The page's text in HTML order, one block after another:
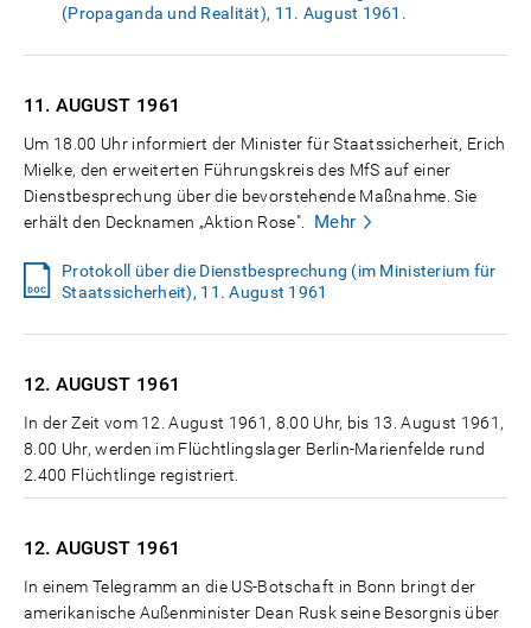
(Propaganda und Realität), 11. August 1961.
11. AUGUST 1961
Um 18.00 Uhr informiert der Minister für Staatssicherheit, Erich
Mielke, den erweiterten Führungskreis des MfS auf einer
Dienstbesprechung über die bevorstehende Maßnahme. Sie
erhält den Decknamen „Aktion Rose".
Mehr
Protokoll über die Dienstbesprechung (im Ministerium für
Staatssicherheit), 11. August 1961
12. AUGUST 1961
In der Zeit vom 12. August 1961, 8.00 Uhr, bis 13. August 1961,
8.00 Uhr, werden im Flüchtlingslager Berlin-Marienfelde rund
2.400 Flüchtlinge registriert.
12. AUGUST 1961
In einem Telegramm an die US-Botschaft in Bonn bringt der
amerikanische Außenminister Dean Rusk seine Besorgnis über